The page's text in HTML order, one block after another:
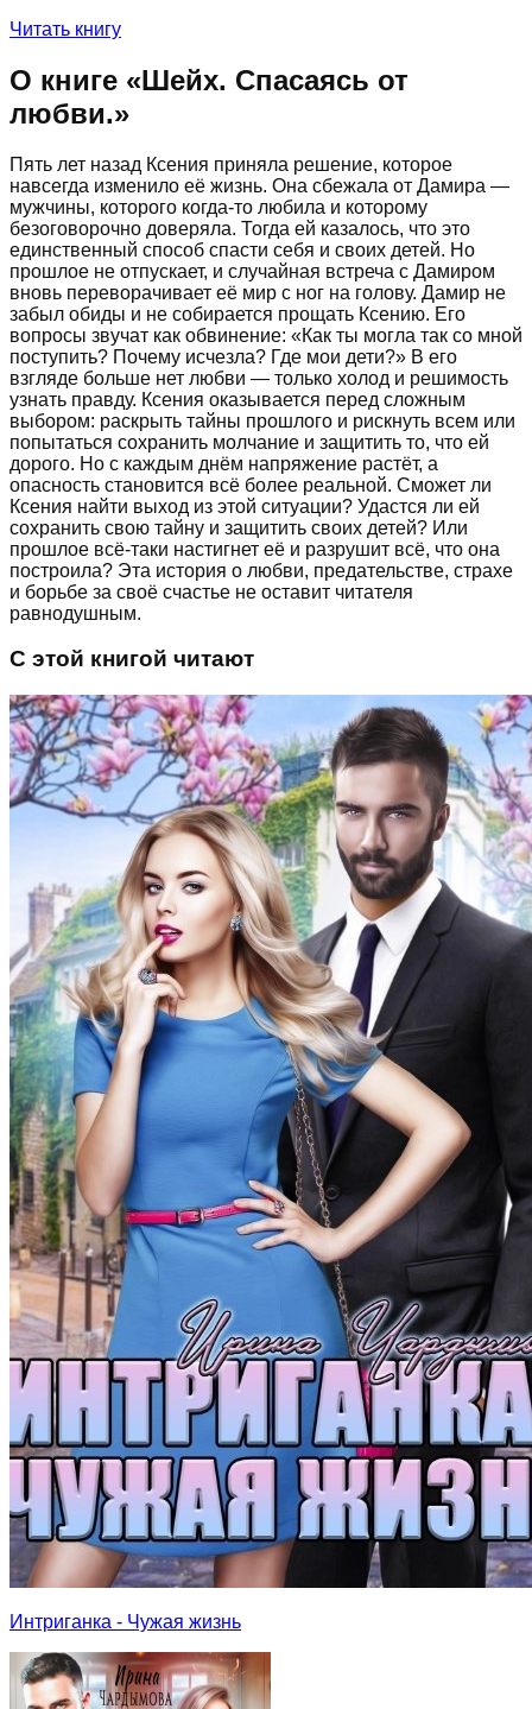
Читать книгу
О книге «Шейх. Спасаясь от
любви.»
Пять лет назад Ксения приняла решение, которое
навсегда изменило её жизнь. Она сбежала от Дамира —
мужчины, которого когда-то любила и которому
безоговорочно доверяла. Тогда ей казалось, что это
единственный способ спасти себя и своих детей. Но
прошлое не отпускает, и случайная встреча с Дамиром
вновь переворачивает её мир с ног на голову. Дамир не
забыл обиды и не собирается прощать Ксению. Его
вопросы звучат как обвинение: «Как ты могла так со мной
поступить? Почему исчезла? Где мои дети?» В его
взгляде больше нет любви — только холод и решимость
узнать правду. Ксения оказывается перед сложным
выбором: раскрыть тайны прошлого и рискнуть всем или
попытаться сохранить молчание и защитить то, что ей
дорого. Но с каждым днём напряжение растёт, а
опасность становится всё более реальной. Сможет ли
Ксения найти выход из этой ситуации? Удастся ли ей
сохранить свою тайну и защитить своих детей? Или
прошлое всё-таки настигнет её и разрушит всё, что она
построила? Эта история о любви, предательстве, страхе
и борьбе за своё счастье не оставит читателя
равнодушным.
С этой книгой читают
Интриганка - Чужая жизнь